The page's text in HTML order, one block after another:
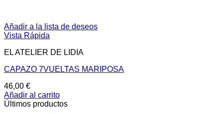
Añadir a la lista de deseos
Vista Rápida
EL ATELIER DE LIDIA
CAPAZO 7VUELTAS MARIPOSA
46,00 €
Añadir al carrito
Últimos productos